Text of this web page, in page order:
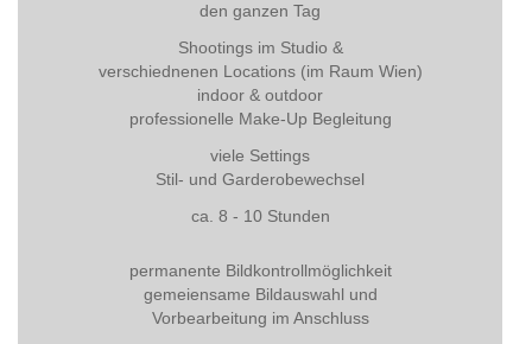
den ganzen Tag
Shootings im Studio &
verschiednenen Locations (im Raum Wien)
indoor & outdoor
professionelle Make-Up Begleitung
viele Settings
Stil- und Garderobewechsel
ca. 8 - 10 Stunden
permanente Bildkontrollmöglichkeit
gemeiensame Bildauswahl und
Vorbearbeitung im Anschluss